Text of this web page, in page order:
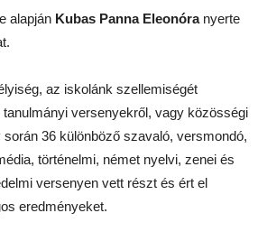
alapján Kubas Panna Eleonóranyerte
az iskolánk szellemiségét
versenyekről, vagy közösségi
36 különböző szavaló, versmondó,
történelmi, német nyelvi, zenei és
versenyen vett részt és ért el
eredményeket.